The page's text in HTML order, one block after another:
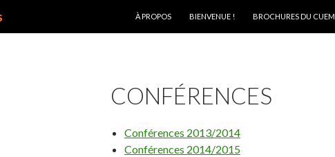
À PROPOS
BIENVENUE ! BROCHURES DU CUEM
CONFÉRENCES
Conférences 2013/2014
Conférences 2014/2015